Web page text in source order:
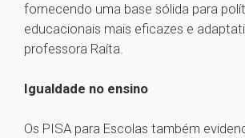
fornecendo uma base sólida para
educacionais mais eficazes e
professora Raíta.
Igualdade no ensino
Os PISA para Escolas também